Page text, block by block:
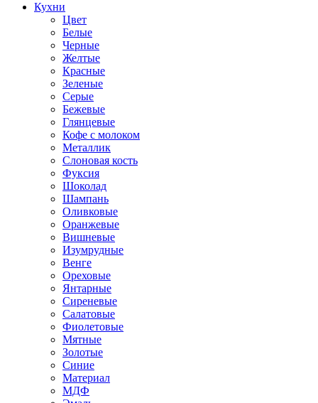
Кухни
Цвет
Белые
Черные
Желтые
Красные
Зеленые
Серые
Бежевые
Глянцевые
Кофе с молоком
Металлик
Слоновая кость
Фуксия
Шоколад
Шампань
Оливковые
Оранжевые
Вишневые
Изумрудные
Венге
Ореховые
Янтарные
Сиреневые
Салатовые
Фиолетовые
Мятные
Золотые
Синие
Материал
МДФ